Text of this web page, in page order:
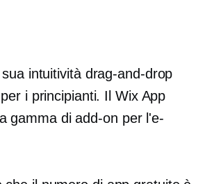
intuitività drag-and-drop
i principianti. Il Wix App
gamma diadd-on per l'e-